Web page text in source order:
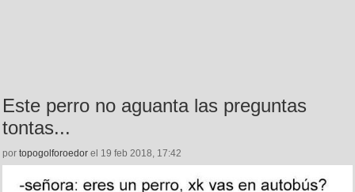
Este perro no aguanta las preguntas
tontas...
por topogolforoedor el 19 feb 2018, 17:42